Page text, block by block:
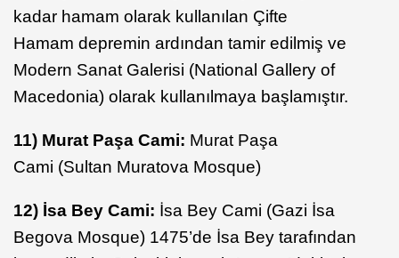
kadar hamam olarak kullanılan Çifte
Hamam depremin ardından tamir edilmiş ve
Modern Sanat Galerisi (National Gallery of
Macedonia) olarak kullanılmaya başlamıştır.
11) Murat Paşa Cami: Murat Paşa
Cami (Sultan Muratova Mosque)
12) İsa Bey Cami: İsa Bey Cami (Gazi İsa
Begova Mosque) 1475’de İsa Bey tarafından